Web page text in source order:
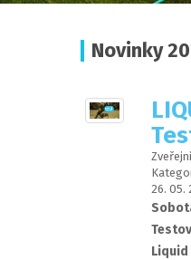
Novinky
26. 05.
Liquid